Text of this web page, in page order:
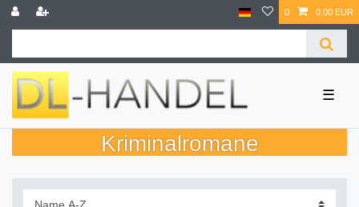
0 0,00 EUR
☰
Kriminalromane